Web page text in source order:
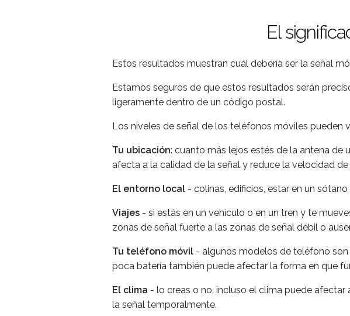
El
Estos resultados muestran cuál debería ser la señal
Estamos seguros de que estos resultados serán
ligeramente dentro de un código postal.
Los niveles de señal de los teléfonos móviles pueden
Tu ubicación: cuanto más lejos estés de la antena de
afecta a la calidad de la señal y reduce la velocidad
El entorno local - colinas, edificios, estar en un
Viajes - si estás en un vehículo o en un tren y te
zonas de señal fuerte a las zonas de señal débil o
Tu teléfono móvil - algunos modelos de teléfono
poca batería también puede afectar la forma en que
El clima - lo creas o no, incluso el clima puede
la señal temporalmente.